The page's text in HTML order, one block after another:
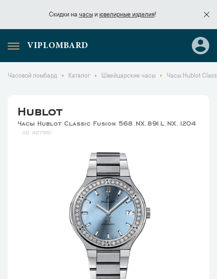
Скидки на часыи ювелирные изделия!
Скидки начасы
VIPLOMBARD
Часовой ломбард Каталог Швейцарские часы Часы Hublot
Hublot
Часы Hublot Classic Fusion 568.NX.891L.NX.1204
42756